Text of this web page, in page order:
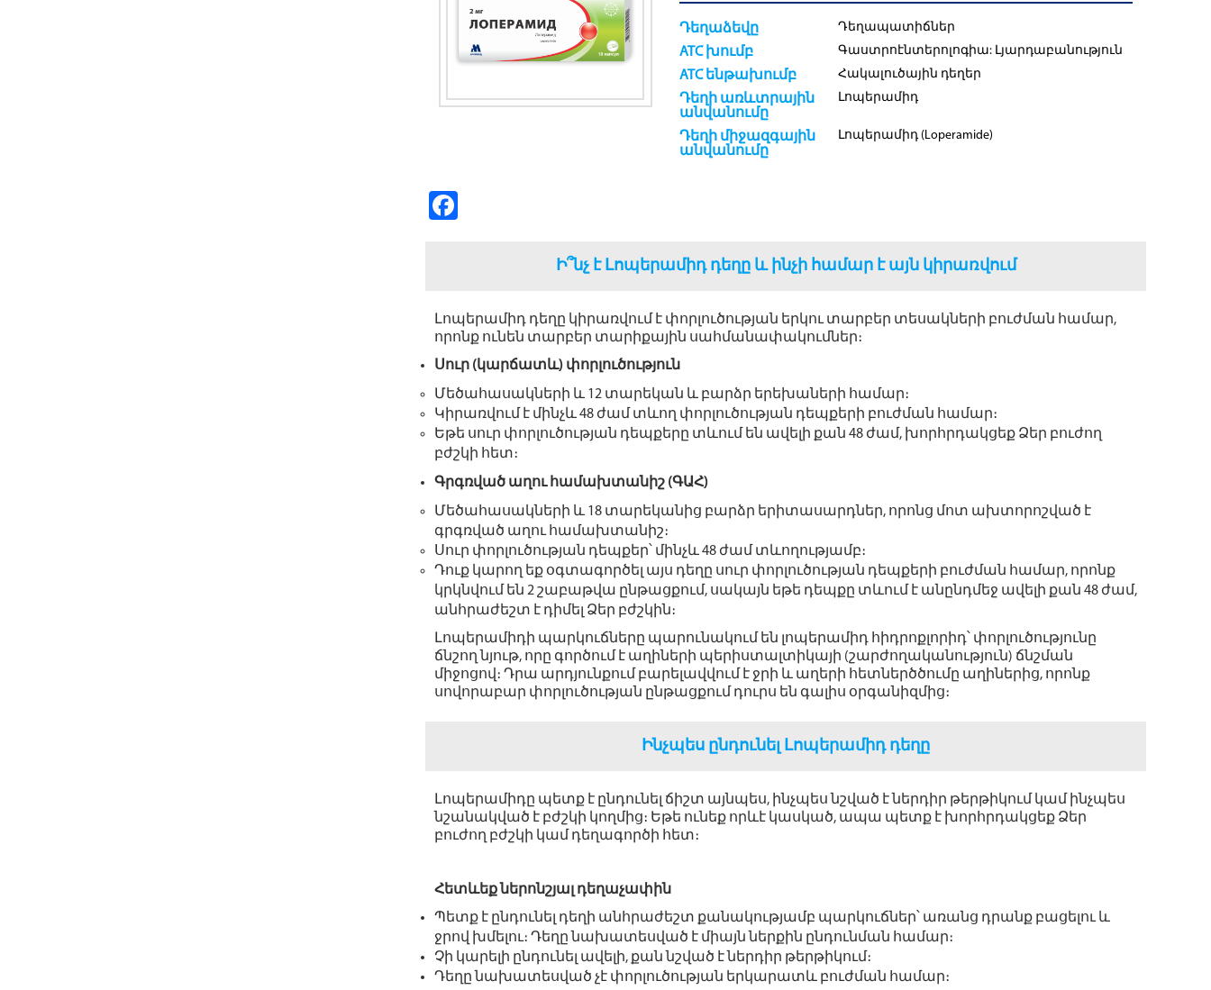
Դեղաձեվը Դեղապատիճներ
ATC խումբ Գաստրոէնտերոլոգիա: Լյարդաբանություն
ATC ենթախումբ Հակալուծային դեղեր
Դեղի առևտրային
անվանումը
Լոպերամիդ
Դեղի միջազգային
անվանումը
Լոպերամիդ (Loperamide)
o
k
Ի՞նչ է Լոպերամիդ դեղը և ինչի համար է այն կիրառվում
Լոպերամիդ դեղը կիրառվում է փորլուծության երկու տարբեր տեսակների բուժման համար,
որոնք ունեն տարբեր տարիքային սահմանափակումներ։
Սուր (կարճատև) փորլուծություն
Մեծահասակների և 12 տարեկան և բարձր երեխաների համար։
Կիրառվում է մինչև 48 ժամ տևող փորլուծության դեպքերի բուժման համար։
Եթե սուր փորլուծության դեպքերը տևում են ավելի քան 48 ժամ, խորհրդակցեք Ձեր բուժող
բժշկի հետ։
Գրգռված աղու համախտանիշ (ԳԱՀ)
Մեծահասակների և 18 տարեկանից բարձր երիտասարդներ, որոնց մոտ ախտորոշված է
գրգռված աղու համախտանիշ։
Սուր փորլուծության դեպքեր՝ մինչև 48 ժամ տևողությամբ։
Դուք կարող եք օգտագործել այս դեղը սուր փորլուծության դեպքերի բուժման համար, որոնք
կրկնվում են 2 շաբաթվա ընթացքում, սակայն եթե դեպքը տևում է անընդմեջ ավելի քան 48 ժամ,
անհրաժեշտ է դիմել Ձեր բժշկին։
Լոպերամիդի պարկուճները պարունակում են լոպերամիդ հիդրոքլորիդ՝ փորլուծությունը
ճնշող նյութ, որը գործում է աղիների պերիստալտիկայի (շարժողականություն) ճնշման
միջոցով։ Դրա արդյունքում բարելավվում է ջրի և աղերի հետներծծումը աղիներից, որոնք
սովորաբար փորլուծության ընթացքում դուրս են գալիս օրգանիզմից։
Ինչպես ընդունել Լոպերամիդ դեղը
Լոպերամիդը պետք է ընդունել ճիշտ այնպես, ինչպես նշված է ներդիր թերթիկում կամ ինչպես
նշանակված է բժշկի կողմից։ Եթե ունեք որևէ կասկած, ապա պետք է խորհրդակցեք Ձեր
բուժող բժշկի կամ դեղագործի հետ։
Հետևեք ներոնշյալ դեղաչափին
Պետք է ընդունել դեղի անհրաժեշտ քանակությամբ պարկուճներ՝ առանց դրանք բացելու և
ջրով խմելու։ Դեղը նախատեսված է միայն ներքին ընդունման համար։
Չի կարելի ընդունել ավելի, քան նշված է ներդիր թերթիկում։
Դեղը նախատեսված չէ փորլուծության երկարատև բուժման համար։